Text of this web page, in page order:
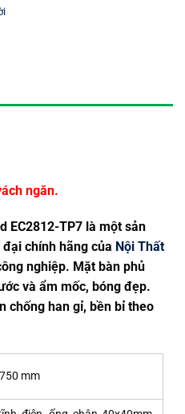
ngăn.
EC2812-TP7 là một sản
chính hãng của Nội Thất
nghiệp. Mặt bàn phủ
và ẩm mốc, bóng đẹp.
chống han gỉ, bền bỉ theo
mm